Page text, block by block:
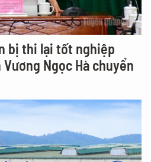
bị thi lại tốt nghiệp
Ngọc Hà chuyển